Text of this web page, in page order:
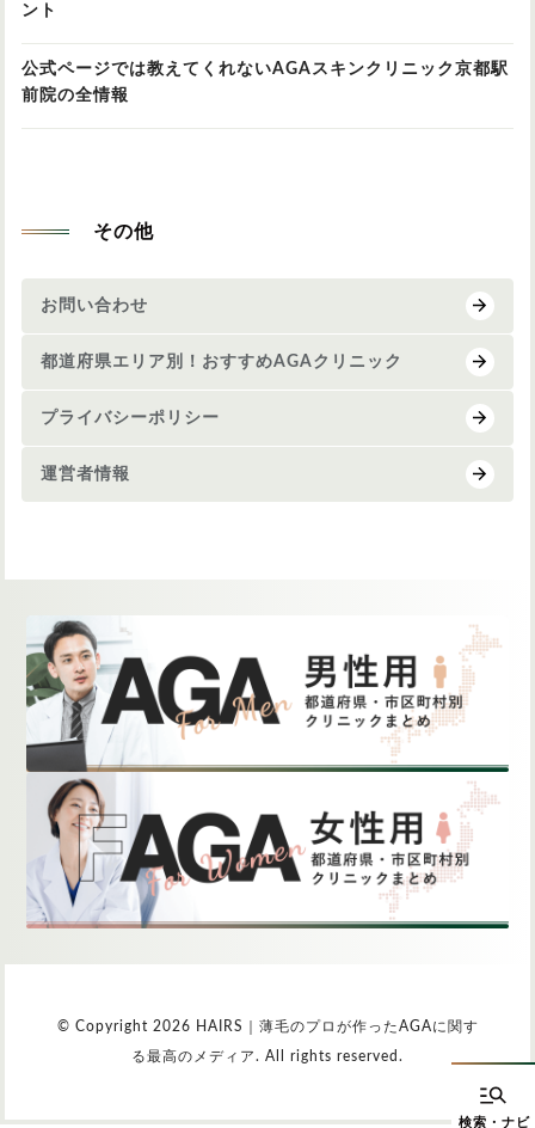
ント
公式ページでは教えてくれないAGAスキンクリニック京都駅
前院の全情報
その他
お問い合わせ
都道府県エリア別！おすすめAGAクリニック
プライバシーポリシー
運営者情報
© Copyright 2026 HAIRS｜薄毛のプロが作ったAGAに関す
る最高のメディア. All rights reserved.